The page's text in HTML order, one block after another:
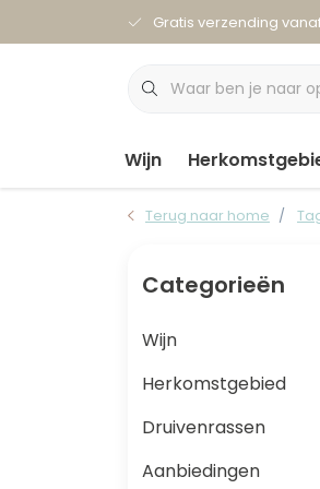
Gratis verzending
Wijn
Terug naar home
Categorieën
Wijn
Herkomstgebied
Druivenrassen
Aanbiedingen